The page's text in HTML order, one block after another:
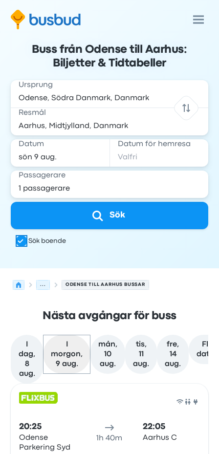
Buss från Odense till Aarhus:
Biljetter & Tidtabeller
Ursprung
Resmål
Datum Datum för hemresa
Passagerare
Sök
Sök boende
... ODENSE TILL AARHUS BUSSAR
Nästa avgångar för buss
dag,
8
aug.
morgon,
9 aug.
mån,
10
aug.
tis,
11
aug.
fre,
14
aug.
Fler
20:25
Odense
Parkering Syd
1h 40m
22:05
Aarhus C